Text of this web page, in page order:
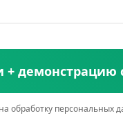
+ демонстрацию
обработку персональных